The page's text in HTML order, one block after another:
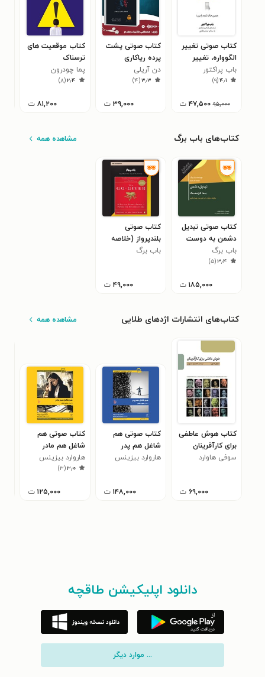
کتاب صوتی تغییر
الگوواره، تغییر
زندگی
باب پراکتور
۴٫۱(۹)
۹۵,۰۰۰ ۴۷,۵۰۰ ت
کتاب صوتی پشت
پرده‌ ریاکاری
دن آریلی
۳٫۳(۴)
۳۹,۰۰۰ ت
کتاب موقعیت های
ترسناک
پما چودرون
۲٫۴(۸)
۸۱,۲۰۰ ت
کتاب‌های باب برگ مشاهده همه
کتاب صوتی تبدیل
دشمن به دوست
باب برگ
۳٫۴(۵)
۱۸۵,۰۰۰ ت
کتاب صوتی
بلندپرواز (خلاصه
کتاب)
باب برگ
۴۹,۰۰۰ ت
کتاب‌های انتشارات اژدهای طلایی مشاهده همه
کتاب هوش عاطفی
برای کارآفرینان
سوفی هاوارد
۶۹,۰۰۰ ت
کتاب صوتی هم
شاغل هم پدر
هاروارد بیزینس
۱۴۸,۰۰۰ ت
کتاب صوتی هم
شاغل هم مادر
هاروارد بیزینس
ریویو
۳٫۰(۳)
۱۲۵,۰۰۰ ت
دانلود اپلیکیشن طاقچه
... موارد دیگر